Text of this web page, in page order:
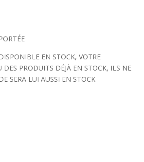
EN STOCK, VOTRE
PRODUITS DÉJÀ EN STOCK, ILS NE
SERA LUI AUSSI EN STOCK